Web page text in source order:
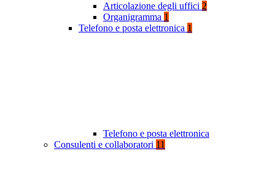
Articolazione degli uffici 2
Organigramma 1
Telefono e posta elettronica 1
Telefono e posta elettronica
Consulenti e collaboratori 11